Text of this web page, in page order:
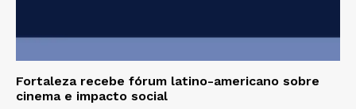
Fortaleza recebe fórum latino-americano sobre
cinema e impacto social